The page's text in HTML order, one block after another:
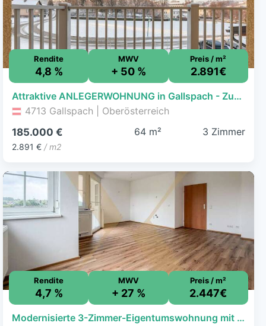
Rendite
4,8 %
MWV
+ 50 %
Preis / m²
2.891€
Attraktive ANLEGERWOHNUNG in Gallspach - Zukunftssicher
4713 Gallspach | Oberösterreich
185.000 €
2.891 € / m2
64 m² 3 Zimmer
Rendite
4,7 %
MWV
+ 27 %
Preis / m²
2.447€
Modernisierte 3-Zimmer-Eigentumswohnung mit Balkon und Parkplatz in Gallspach zu verkaufen!